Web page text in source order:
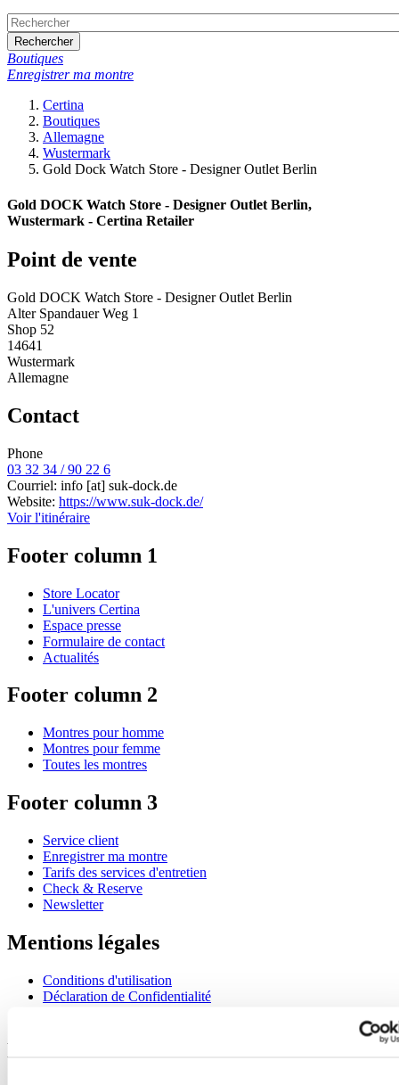
Rechercher
Boutiques
Enregistrer ma montre
Certina
Boutiques
Allemagne
Wustermark
Gold Dock Watch Store - Designer Outlet Berlin
Gold DOCK Watch Store - Designer Outlet Berlin,
Wustermark - Certina Retailer
Point de vente
Gold DOCK Watch Store - Designer Outlet Berlin
Alter Spandauer Weg 1
Shop 52
14641
Wustermark
Allemagne
Contact
Phone
03 32 34 / 90 22 6
Courriel: info [at] suk-dock.de
Website: https://www.suk-dock.de/
Voir l'itinéraire
Footer column 1
Store Locator
L'univers Certina
Espace presse
Formulaire de contact
Actualités
Footer column 2
Montres pour homme
Montres pour femme
Toutes les montres
Footer column 3
Service client
Enregistrer ma montre
Tarifs des services d'entretien
Check & Reserve
Newsletter
Mentions légales
Conditions d'utilisation
Déclaration de Confidentialité
Rejoignez le club CERTINA